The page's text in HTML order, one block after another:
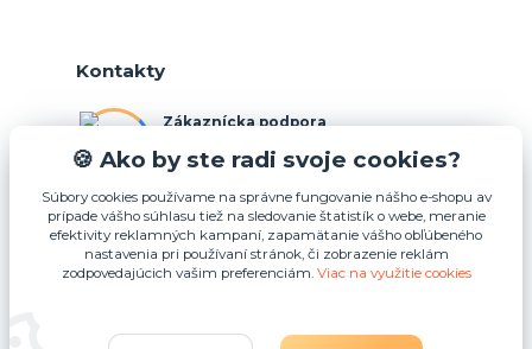
Kontakty
Zákaznícka podpora
(Po-Pia, 10-15 hod.)
info@podnosy.sk
Upraviť zber cookies.
🍪 Ako by ste radi svoje cookies?
Súbory cookies používame na správne fungovanie nášho e-shopu av
prípade vášho súhlasu tiež na sledovanie štatistík o webe, meranie
efektivity reklamných kampaní, zapamätanie vášho obľúbeného
nastavenia pri používaní stránok, či zobrazenie reklám
zodpovedajúcich vašim preferenciám. Viac na využitie cookies